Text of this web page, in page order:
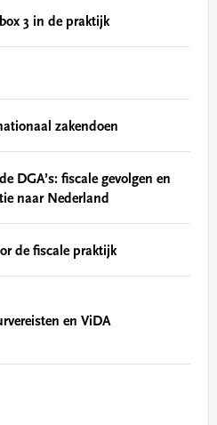
3 in de praktijk
zakendoen
DGA’s: fiscale gevolgen en
naar Nederland
de fiscale praktijk
en ViDA